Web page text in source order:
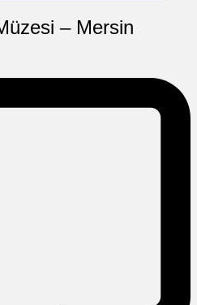
– Mersin